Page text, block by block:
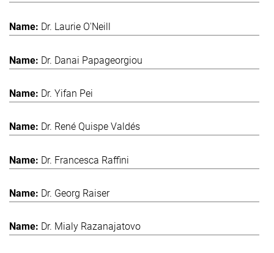
Dr. Laurie O'Neill
Dr. Danai Papageorgiou
Dr. Yifan Pei
Dr. René Quispe Valdés
Dr. Francesca Raffini
Dr. Georg Raiser
Dr. Mialy Razanajatovo